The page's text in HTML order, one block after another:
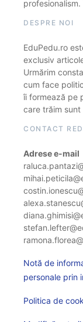
profesionalism.
DESPRE NOI
EduPedu.ro
exclusiv
Urmărim
cum face
îi formează pe
care trăim
CONTACT
Adrese e-mail
Notă de
personale prin
Politica de